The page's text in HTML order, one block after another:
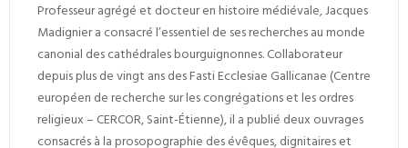
Professeur agrégé et docteur en histoire médiévale, Jacques
Madignier a consacré l’essentiel de ses recherches au monde
canonial des cathédrales bourguignonnes. Collaborateur
depuis plus de vingt ans desFasti Ecclesiae Gallicanae (Centre
européen de recherche sur les congrégations et les ordres
religieux – CERCOR, Saint-Étienne), il a publié deux ouvrages
consacrés à la prosopographie des évêques, dignitaires et